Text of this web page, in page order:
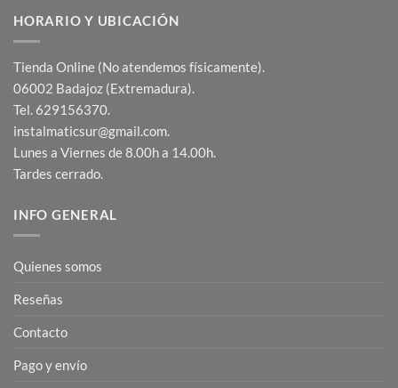
HORARIO Y UBICACIÓN
Tienda Online (No atendemos físicamente).
06002 Badajoz (Extremadura).
Tel. 629156370.
instalmaticsur@gmail.com.
Lunes a Viernes de 8.00h a 14.00h.
Tardes cerrado.
INFO GENERAL
Quienes somos
Reseñas
Contacto
Pago y envío